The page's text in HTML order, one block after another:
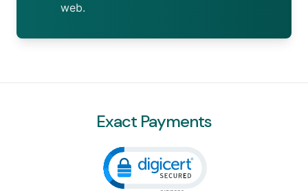
web.
Exact Payments